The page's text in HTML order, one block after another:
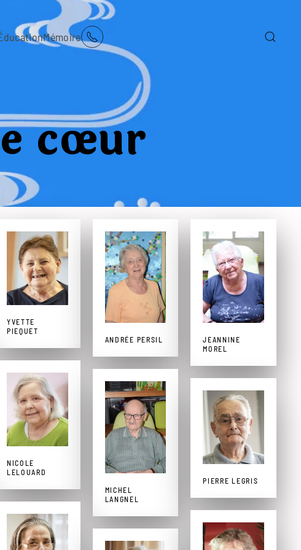
Mémoire
cœur
YVETTE
PIEQUET
ANDRÉE PERSIL
JEANNINE
MOREL
NICOLE
LELOUARD
MICHEL
LANGNEL
PIERRE LEGRIS